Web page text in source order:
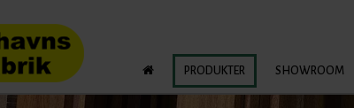
PRODUKTER SHOWROOM